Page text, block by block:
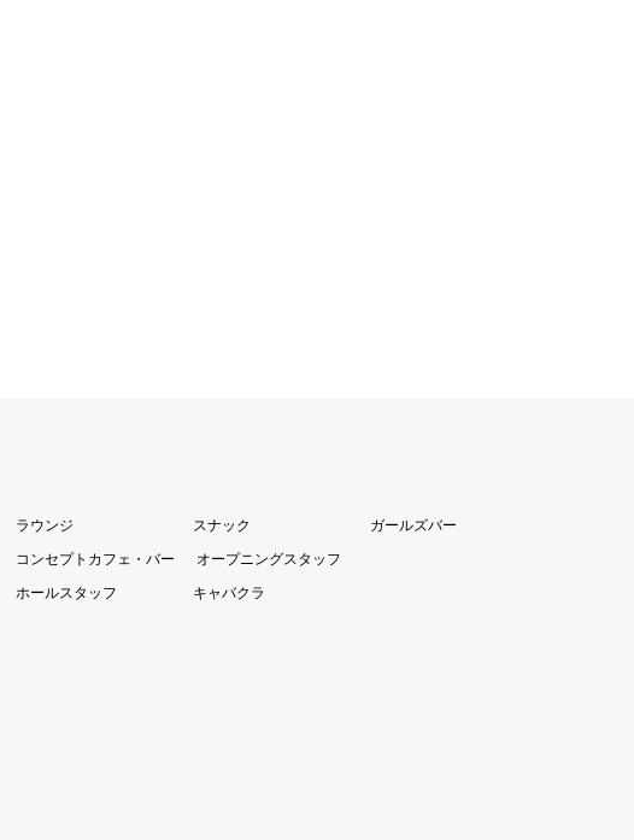
ラウンジ スナック
ガールズバー
コンセプトカフェ・バー
オープニングスタッフ
ホールスタッフ キャバクラ